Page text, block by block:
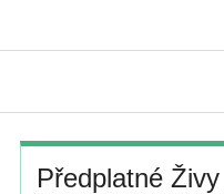
Předplatné Živy